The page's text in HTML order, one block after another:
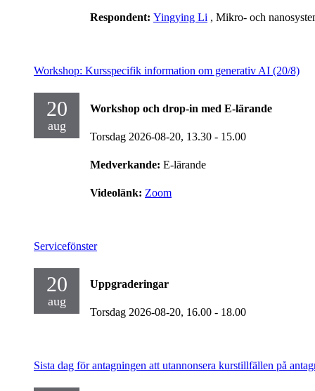
Respondent: Yingying Li , Mikro- och
Workshop: Kursspecifik information om generativ AI (20/8)
20
aug
Workshop och drop-in med E-lärande
Torsdag 2026-08-20, 13.30 - 15.00
Medverkande: E-lärande
Videolänk: Zoom
Servicefönster
20
aug
Uppgraderingar
Torsdag 2026-08-20, 16.00 - 18.00
Sista dag för antagningen att utannonsera kurstillfällen på